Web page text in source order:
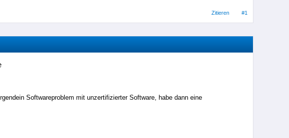
Zitieren #1
Softwareproblem mit unzertifizierter Software, habe dann eine